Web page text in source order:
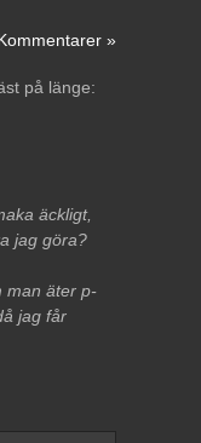
»
på länge:
äckligt,
jag göra?
man äter p-
jag får